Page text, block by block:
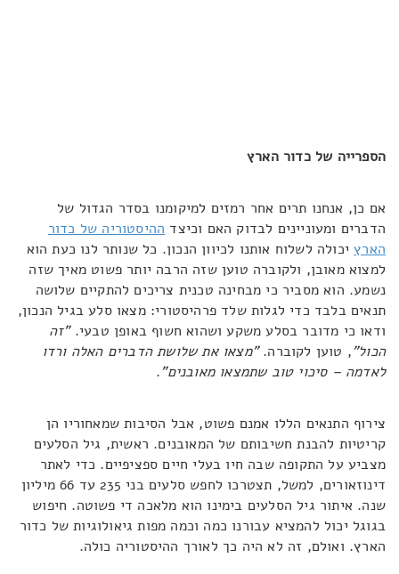
הספרייה של כדור הארץ
אם כן, אנחנו תרים אחר רמזים למיקומנו בסדר הגדול של
הדברים ומעוניינים לבדוק האם וכיצד ההיסטוריה של כדור
הארץיכולה לשלוח אותנו לכיוון הנכון. כל שנותר לנו כעת הוא
למצוא מאובן, ולקוברה טוען שזה הרבה יותר פשוט מאיך שזה
נשמע. הוא מסביר כי מבחינה טכנית צריכים להתקיים שלושה
תנאים בלבד כדי לגלות שלד פרהיסטורי: מצאו סלע בגיל הנכון,
ודאו כי מדובר בסלע משקע ושהוא חשוף באופן טבעי."זה
הכול", טוען לקוברה."מצאו את שלושת הדברים האלה ורדו
לאדמה – סיכוי טוב שתמצאו מאובנים".
צירוף התנאים הללו אמנם פשוט, אבל הסיבות שמאחוריו הן
קריטיות להבנת חשיבותם של המאובנים. ראשית, גיל הסלעים
מצביע על התקופה שבה חיו בעלי חיים ספציפיים. כדי לאתר
דינוזאורים, למשל, תצטרכו לחפש סלעים בני 235 עד 66 מיליון
שנה. איתור גיל הסלעים בימינו הוא מלאכה די פשוטה. חיפוש
בגוגל יכול להמציא עבורנו כמה וכמה מפות גיאולוגיות של כדור
הארץ. ואולם, זה לא היה כך לאורך ההיסטוריה כולה.